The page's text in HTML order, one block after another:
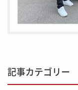
記事カテゴリー